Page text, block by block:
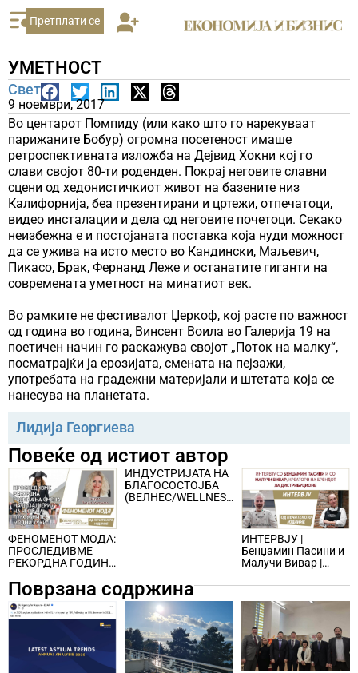
Претплати се
УМЕТНОСТ
Свет
9 ноември, 2017
Во центарот Помпиду (или како што го нарекуваат
парижаните Бобур) огромна посетеност имаше
ретроспективната изложба на Дејвид Хокни кој го
слави својот 80-ти роденден. Покрај неговите славни
сцени од хедонистичкиот живот на базените низ
Калифорнија, беа презентирани и цртежи, отпечатоци,
видео инсталации и дела од неговите почетоци. Секако
неизбежна е и постојаната поставка која нуди можност
да се ужива на исто место во Кандински, Маљевич,
Пикасо, Брак, Фернанд Леже и останатите гиганти на
современата уметност на минатиот век.
Во рамките не фестивалот Џеркоф, кој расте по важност
од година во година, Винсент Воила во Галерија 19 на
поетичен начин го раскажува својот „Поток на малку“,
посматрајќи ја ерозијата, смената на пејзажи,
употребата на градежни материјали и штетата која се
нанесува на планетата.
Лидија Георгиева
Повеќе од истиот автор
ФЕНОМЕНОТ МОДА:
ПРОСЛЕДИВМЕ
РЕКОРДНА ГОДИНА
ДИЗАЈНЕРИ НА
ЧЕЛО НА
ЛУКСУЗНИТЕ
МОДНИ КУЌИ
ИНДУСТРИЈАТА НА
БЛАГОСОСТОЈБА
(ВЕЛНЕС/WELLNESS)
ИНТЕРВЈУ |
Бенџамин Пасини и
Малучи Вивар |
брендот Ла
Дистрибуционе
Поврзана содржина